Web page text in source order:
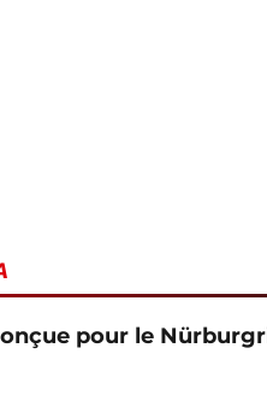
pour le